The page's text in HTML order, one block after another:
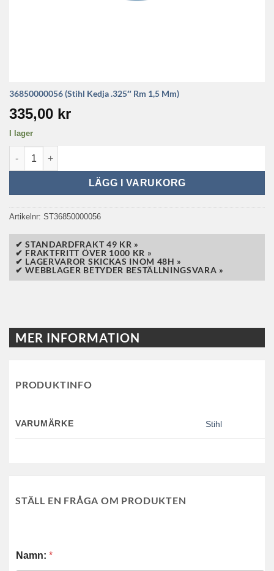
36850000056 (Stihl Kedja .325″ Rm 1,5 Mm)
335,00 kr
I lager
36850000056 (Stihl Kedja .325" Rm 1,5 Mm) mängd
LÄGG I VARUKORG
Artikelnr: ST36850000056
✔ STANDARDFRAKT 49 KR »
✔ FRAKTFRITT ÖVER 1000 KR »
✔ LAGERVAROR SKICKAS INOM 48H »
✔ WEBBLAGER BETYDER BESTÄLLNINGSVARA »
MER INFORMATION
PRODUKTINFO
VARUMÄRKE Stihl
STÄLL EN FRÅGA OM PRODUKTEN
Namn: *